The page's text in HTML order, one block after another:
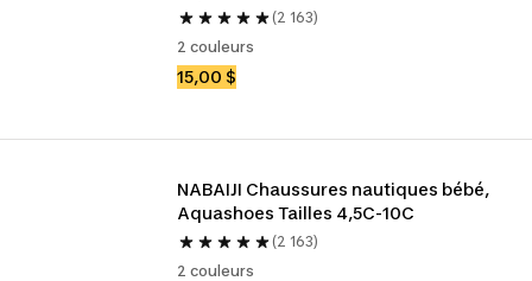
(2 163)
2 couleurs
15,00 $
NABAIJI Chaussures nautiques bébé,
Aquashoes Tailles 4,5C-10C
(2 163)
2 couleurs